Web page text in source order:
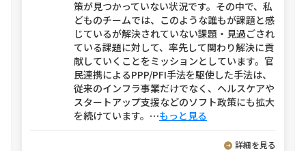
策が見つかっていない状況です。その中で、私
どものチームでは、このような誰もが課題と感
じているが解決されていない課題・見過ごされ
ている課題に対して、率先して関わり解決に貢
献していくことをミッションとしています。官
民連携によるPPP/PFI手法を駆使した手法は、
従来のインフラ事業だけでなく、ヘルスケアや
スタートアップ支援などのソフト政策にも拡大
を続けています。 ⋯もっと見る
詳細を見る